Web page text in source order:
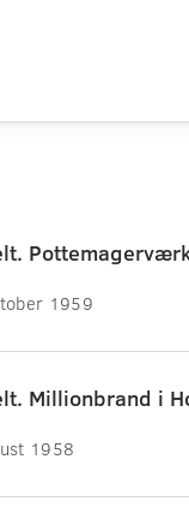
1959
Millionbrand i
1958